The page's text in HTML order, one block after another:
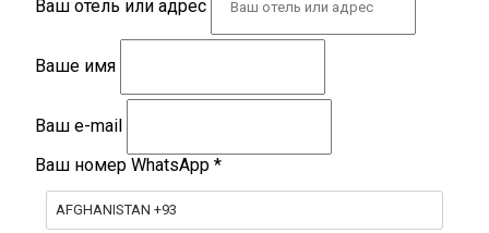
Ваш отель или адрес
Ваше имя
Ваш e-mail
Ваш номер WhatsApp *
AFGHANISTAN +93